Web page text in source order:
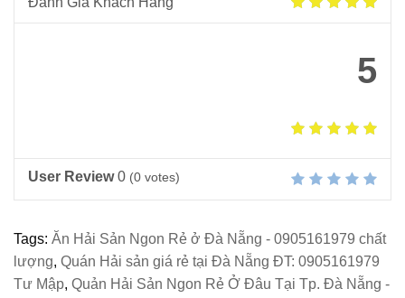
5
User Review 0 (0 votes)
Tags: Ăn Hải Sản Ngon Rẻ ở Đà Nẵng - 0905161979 chất
lượng, Quán Hải sản giá rẻ tại Đà Nẵng ĐT: 0905161979
Tư Mập, Quản Hải Sản Ngon Rẻ Ở Đâu Tại Tp. Đà Nẵng -